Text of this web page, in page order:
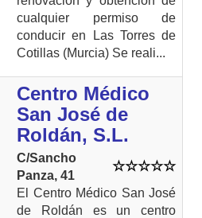
cualquier permiso de
conducir en Las Torres de
Cotillas (Murcia) Se reali...
Centro Médico
San José de
Roldán, S.L.
C/Sancho
Panza, 41
El Centro Médico San José
de Roldán es un centro